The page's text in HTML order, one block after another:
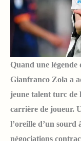
Quand une
Gianfranco Zola a
jeune talent turc
carrière de joueur.
l’oreille d’un sourd
négociations